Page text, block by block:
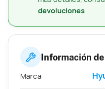
devoluciones
Información
Marca